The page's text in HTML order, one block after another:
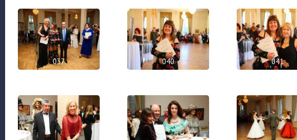
037 040 041